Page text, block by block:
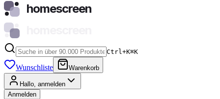
homescreen
Ctrl+K⌘K
Wunschliste Warenkorb
Hallo, anmelden
Anmelden